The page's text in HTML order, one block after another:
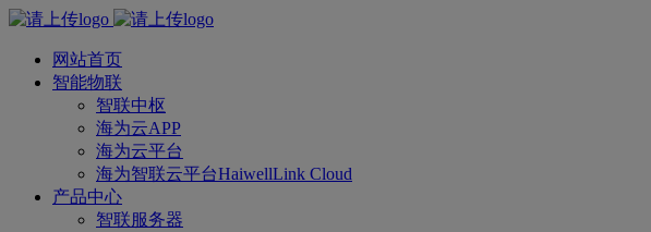
网站首页
智能物联
智联中枢
海为云APP
海为云平台
海为智联云平台HaiwellLink Cloud
产品中心
智联服务器